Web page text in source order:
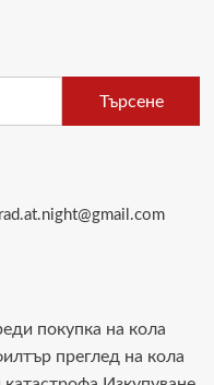
Търсене
покупка на кола
преглед на кола